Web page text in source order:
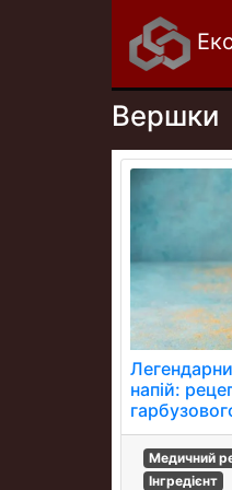
Вершки
напій:
Медичний
Інгредієнт